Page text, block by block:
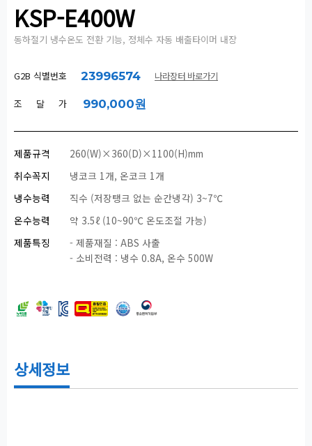
KSP-E400W
동하절기 냉수온도 전환 기능, 정체수 자동 배출타이머 내장
G2B 식별번호 23996574 나라장터 바로가기
조 달 가 990,000원
제품규격
260(W)×360(D)×1100(H)mm
취수꼭지
냉코크 1개, 온코크 1개
냉수능력
직수 (저장탱크 없는 순간냉각) 3~7℃
온수능력
약 3.5ℓ (10~90℃ 온도조절 가능)
제품특징
- 제품재질 : ABS 사출
- 소비전력 : 냉수 0.8A, 온수 500W
상세정보